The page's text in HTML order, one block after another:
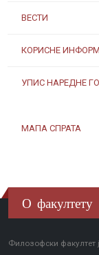
ВЕСТИ
КОРИСНЕ
УПИС НАРЕДНЕ
МАПА СПРАТА
О факултету
Филозофски факултет